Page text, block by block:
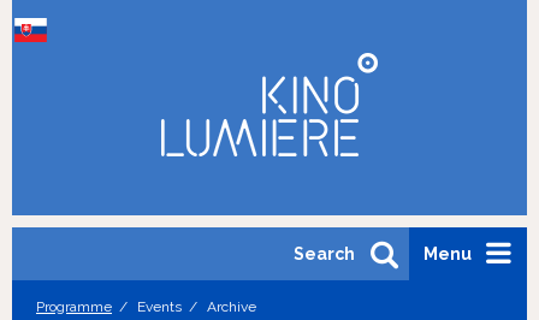
Menu
Search
Programme Events Archive